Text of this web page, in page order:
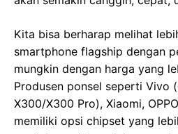
Kita bisa berharap melihat
smartphone flagship dengan
mungkin dengan harga yang
Produsen ponsel seperti Vivo
X300/X300 Pro), Xiaomi,
memiliki opsi chipset yang